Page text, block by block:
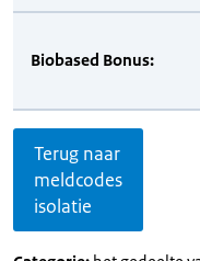
Biobased Bonus:
Terug naar
meldcodes
isolatie